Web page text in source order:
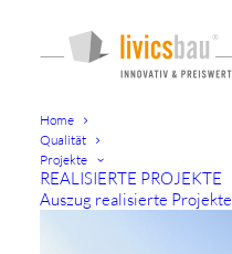
Home
Qualität
Projekte
REALISIERTE PROJEKTE
Auszug realisierte Projekte